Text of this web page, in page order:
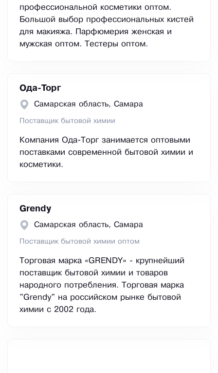
профессиональной косметики оптом.
Большой выбор профессиональных кистей
для макияжа. Парфюмерия женская и
мужская оптом. Тестеры оптом.
Ода-Торг
Самарская область, Самара
Поставщик бытовой химии
Компания Ода-Торг занимается оптовыми
поставками современной бытовой химии и
косметики.
Grendy
Самарская область, Самара
Поставщик бытовой химии оптом
Торговая марка «GRENDY» - крупнейший
поставщик бытовой химии и товаров
народного потребления. Торговая марка
"Grendy" на российском рынке бытовой
химии с 2002 года.